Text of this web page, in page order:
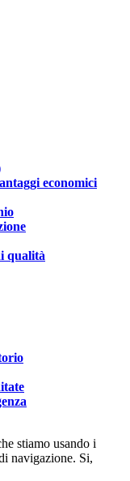
economici
qualità
stiamo usando i
navigazione. Si,